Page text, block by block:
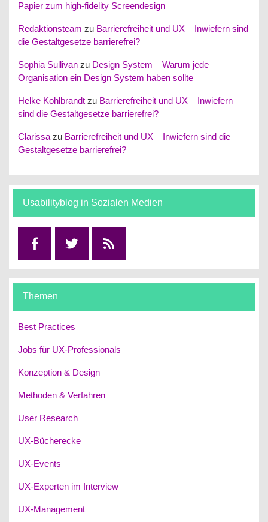
Papier zum high-fidelity Screendesign
Redaktionsteam zu Barrierefreiheit und UX – Inwiefern sind
die Gestaltgesetze barrierefrei?
Sophia Sullivan zu Design System – Warum jede
Organisation ein Design System haben sollte
Helke Kohlbrandt zu Barrierefreiheit und UX – Inwiefern
sind die Gestaltgesetze barrierefrei?
Clarissa zu Barrierefreiheit und UX – Inwiefern sind die
Gestaltgesetze barrierefrei?
Usabilityblog in Sozialen Medien
Themen
Best Practices
Jobs für UX-Professionals
Konzeption & Design
Methoden & Verfahren
User Research
UX-Bücherecke
UX-Events
UX-Experten im Interview
UX-Management